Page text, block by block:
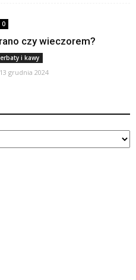
0
czy wieczorem?
i kawy
13 grudnia 2024